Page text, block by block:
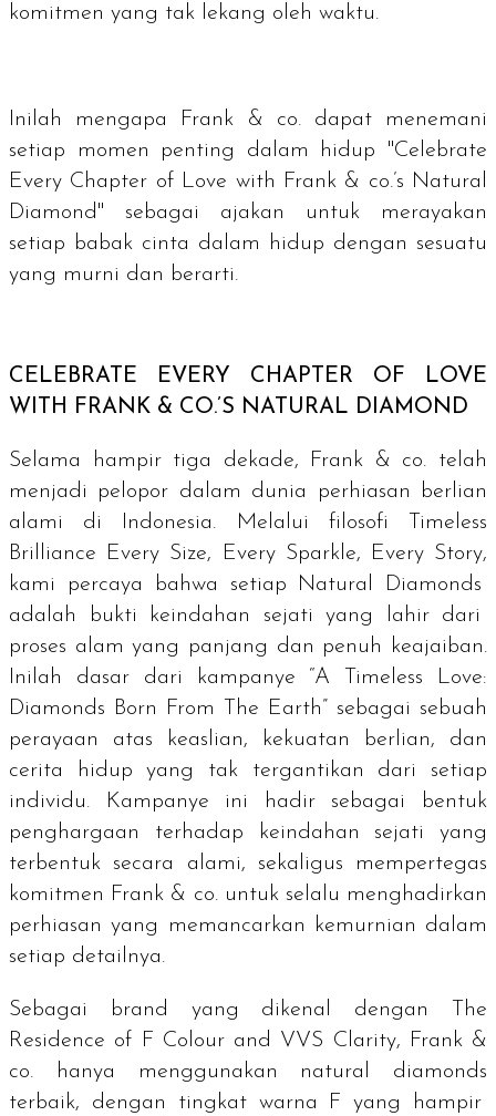
komitmen yang tak lekang oleh waktu.
Inilah mengapa Frank & co. dapat menemani
setiap momen penting dalam hidup "Celebrate
Every Chapter of Love with Frank & co.’s Natural
Diamond " sebagai ajakan untuk merayakan
setiap babak cinta dalam hidup dengan sesuatu
yang murni dan berarti.
CELEBRATE EVERY CHAPTER OF LOVE
WITH FRANK & CO.’S NATURAL DIAMOND
Selama hampir tiga dekade, Frank & co. telah
menjadi pelopor dalam dunia perhiasan berlian
alami di Indonesia. Melalui filosofi Timeless
Brilliance Every Size, Every Sparkle, Every Story,
kami percaya bahwa setiap Natural Diamonds
adalah bukti keindahan sejati yang lahir dari
proses alam yang panjang dan penuh keajaiban.
Inilah dasar dari kampanye “A Timeless Love:
Diamonds Born From The Earth” sebagai sebuah
perayaan atas keaslian, kekuatan berlian, dan
cerita hidup yang tak tergantikan dari setiap
individu. Kampanye ini
hadir sebagai bentuk
penghargaan terhadap keindahan sejati yang
terbentuk secara alami, sekaligus mempertegas
komitmen Frank & co. untuk selalu menghadirkan
perhiasan yang memancarkan kemurnian dalam
setiap detailnya.
Sebagai brand yang dikenal dengan
The
Residence of F Colour and VVS Clarity, Frank &
co. hanya menggunakan natural diamonds
terbaik, dengan tingkat warna F yang hampir